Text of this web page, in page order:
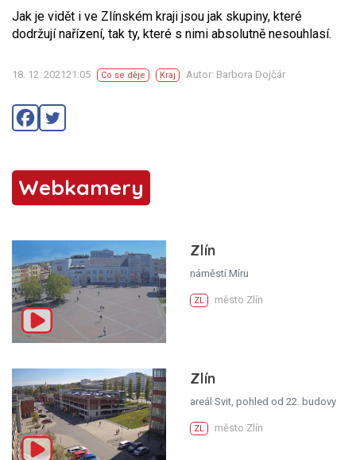
Jak je vidět i ve Zlínském kraji jsou jak skupiny, které
dodržují nařízení, tak ty, které s nimi absolutně nesouhlasí.
18. 12. 202121:05 Co se děje Kraj Autor: Barbora Dojčár
Webkamery
Zlín
náměstí Míru
ZL město Zlín
Zlín
areál Svit, pohled od 22. budovy
ZL město Zlín